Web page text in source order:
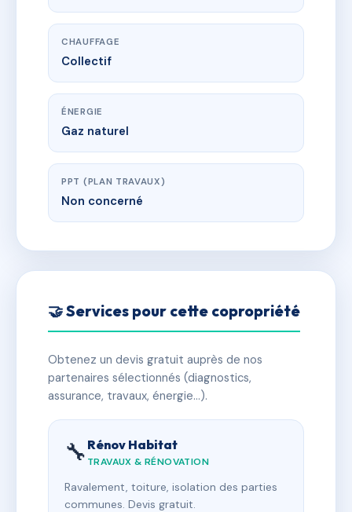
CHAUFFAGE
Collectif
ÉNERGIE
Gaz naturel
PPT (PLAN TRAVAUX)
Non concerné
🤝 Services pour cette copropriété
Obtenez un devis gratuit auprès de nos
partenaires sélectionnés (diagnostics,
assurance, travaux, énergie…).
🔧 Rénov Habitat
TRAVAUX & RÉNOVATION
Ravalement, toiture, isolation des parties
communes. Devis gratuit.